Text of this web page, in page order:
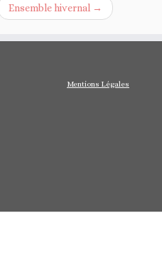
Ensemble hivernal →
Mentions Légales